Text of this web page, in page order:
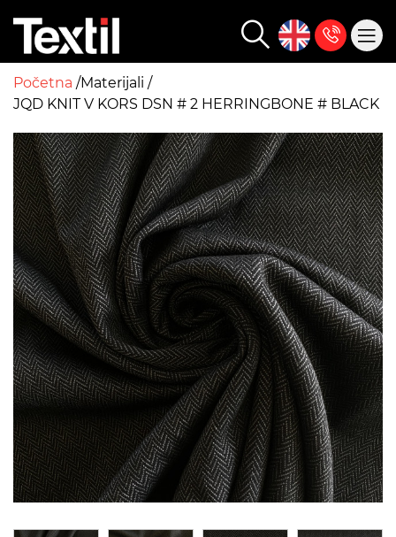
Početna Materijali
JQD KNIT V KORS DSN # 2 HERRINGBONE # BLACK